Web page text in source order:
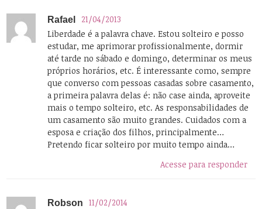
Rafael
21/04/2013
Liberdade é a palavra chave. Estou solteiro e posso
estudar, me aprimorar profissionalmente, dormir
até tarde no sábado e domingo, determinar os meus
próprios horários, etc. É interessante como, sempre
que converso com pessoas casadas sobre casamento,
a primeira palavra delas é: não case ainda, aproveite
mais o tempo solteiro, etc. As responsabilidades de
um casamento são muito grandes. Cuidados com a
esposa e criação dos filhos, principalmente…
Pretendo ficar solteiro por muito tempo ainda…
Acesse para responder
Robson
11/02/2014